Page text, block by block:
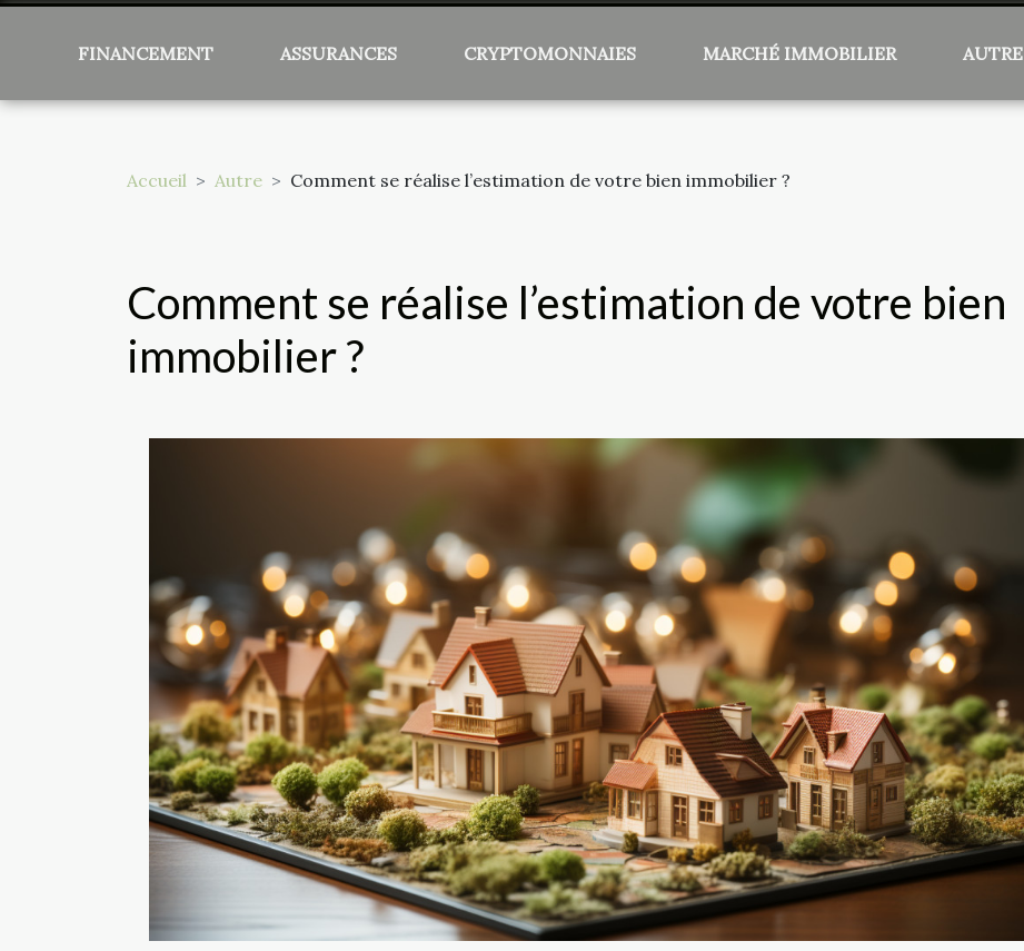
FINANCEMENT ASSURANCES CRYPTOMONNAIES MARCHÉ IMMOBILIER AUTRE
Accueil Autre Comment se réalise l’estimation de votre bien immobilier ?
Comment se réalise l’estimation de votre bien
immobilier ?